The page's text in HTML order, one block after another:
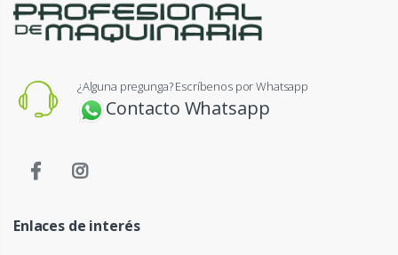
¿Alguna pregunga? Escríbenos por Whatsapp
Contacto Whatsapp
Enlaces de interés